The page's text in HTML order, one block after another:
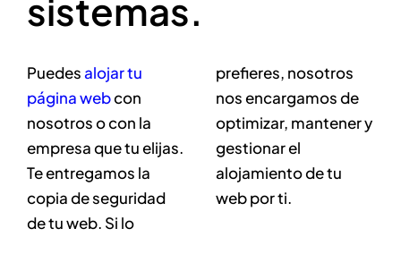
sistemas.
Puedesalojar tu
página webcon
nosotros o con la
empresa que tu elijas.
Te entregamos la
copia de seguridad
de tu web. Si lo
prefieres, nosotros
nos encargamos de
optimizar, mantener y
gestionar el
alojamiento de tu
web por ti.